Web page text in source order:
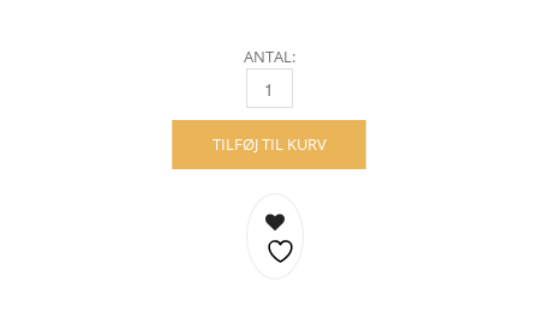
ANTAL:
KORS – 18 KARAT GULD QUANTITY
TILFØJ TIL KURV